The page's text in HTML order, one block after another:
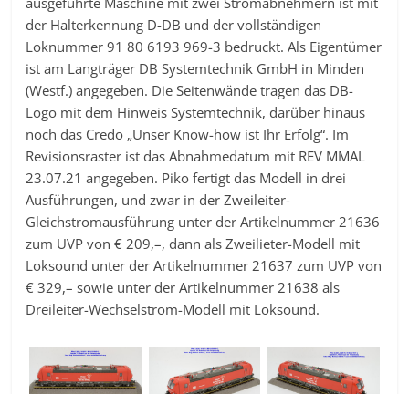
der Halterkennung D-DB und der vollständigen
Loknummer 91 80 6193 969-3 bedruckt. Als Eigentümer
ist am Langträger DB Systemtechnik GmbH in Minden
(Westf.) angegeben. Die Seitenwände tragen das DB-
Logo mit dem Hinweis Systemtechnik, darüber hinaus
noch das Credo „Unser Know-how ist Ihr Erfolg“. Im
Revisionsraster ist das Abnahmedatum mit REV MMAL
23.07.21 angegeben. Piko fertigt das Modell in drei
Ausführungen, und zwar in der Zweileiter-
Gleichstromausführung unter der Artikelnummer 21636
zum UVP von € 209,–, dann als Zweilieter-Modell mit
Loksound unter der Artikelnummer 21637 zum UVP von
€ 329,– sowie unter der Artikelnummer 21638 als
Dreileiter-Wechselstrom-Modell mit Loksound.